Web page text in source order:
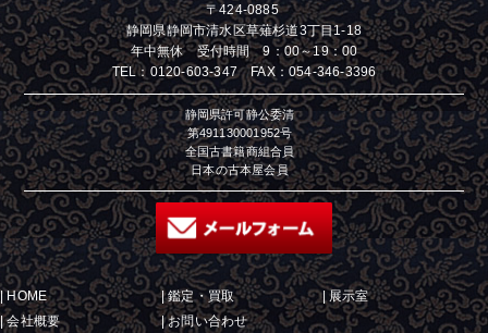
〒424-0885
静岡県静岡市清水区草薙杉道3丁目1-18
年中無休 受付時間 9：00～19：00
TEL： 0120-603-347FAX：054-346-3396
静岡県許可静公委清
第491130001952号
全国古書籍商組合員
日本の古本屋会員
|HOME |鑑定・買取 |展示室
|会社概要 |お問い合わせ